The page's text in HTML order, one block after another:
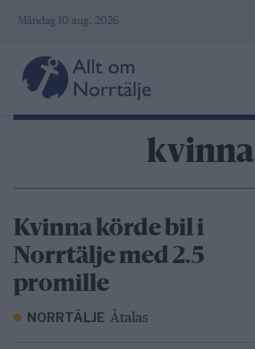
Skip
content
Måndag 10 aug. 2026
kvinna
Kvinna körde bil i
Norrtälje med 2.5
promille
NORRTÄLJE Åtalas